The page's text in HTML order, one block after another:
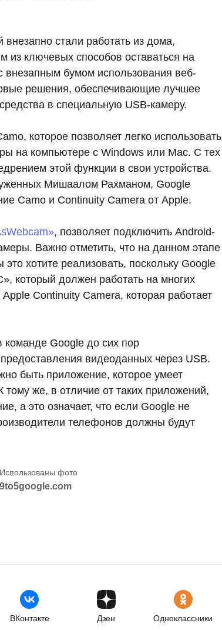
стали работать из дома,
ключевых способов оставаться на
внезапным бумом использования веб-
решения, обеспечивающие лучшее
в специальную USB-камеру.
которое позволяет легко использовать
на компьютере с Windows или Mac. С тех
этой функции в свои устройства.
Мишаалом Рахманом, Google
Camo и Continuity Camera от Apple.
, позволяет подключить Android-
Важно отметить, что на данном этапе
хотите реализовать, поскольку Google
который должен работать на многих
Continuity Camera, которая работает
команде Google до сих пор
видеоданных через USB.
быть приложение, которое умеет
же, в отличие от таких приложений,
а это означает, что если Google не
телефонов должны будут
9to5google.com
ВКонтакте Дзен Одноклассники